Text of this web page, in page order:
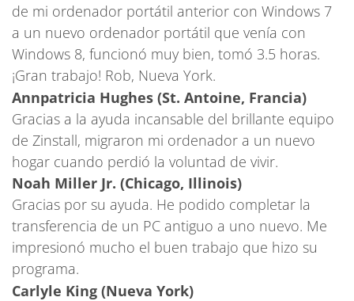
de mi ordenador portátil anterior con Windows 7
a un nuevo ordenador portátil que venía con
Windows 8, funcionó muy bien, tomó 3.5 horas.
¡Gran trabajo! Rob, Nueva York.
Annpatricia Hughes (St. Antoine, Francia)
Gracias a la ayuda incansable del brillante equipo
de Zinstall, migraron mi ordenador a un nuevo
hogar cuando perdió la voluntad de vivir.
Noah Miller Jr. (Chicago, Illinois)
Gracias por su ayuda. He podido completar la
transferencia de un PC antiguo a uno nuevo. Me
impresionó mucho el buen trabajo que hizo su
programa.
Carlyle King (Nueva York)